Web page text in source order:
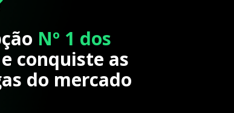
Nº 1 dos
e conquiste as
do mercado